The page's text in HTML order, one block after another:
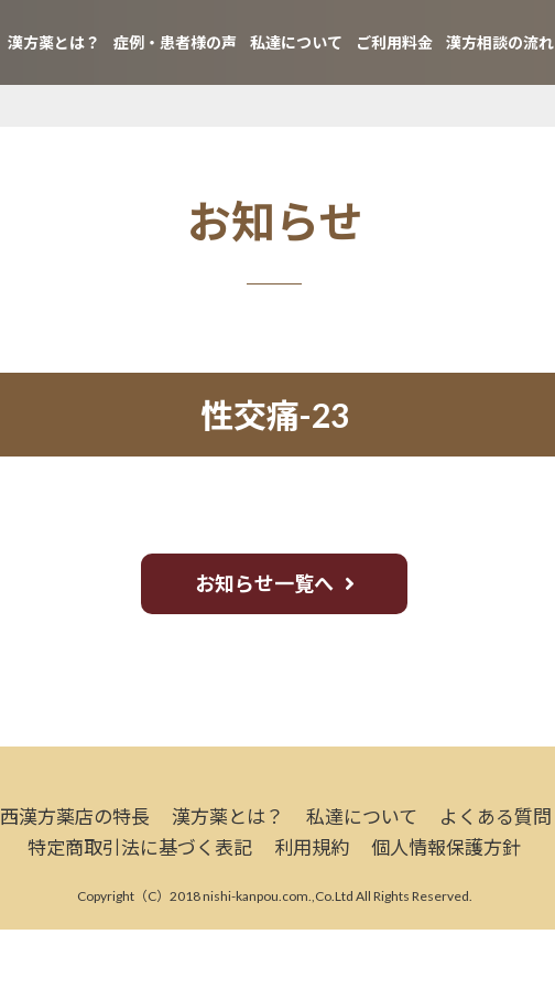
漢方薬とは？ 症例・患者様の声 私達について ご利用料金 漢方相談の流れ
お知らせ
性交痛-23
お知らせ一覧へ
西漢方薬店の特長 漢方薬とは？ 私達について よくある質問
特定商取引法に基づく表記
利用規約 個人情報保護方針
Copyright（C）2018 nishi-kanpou.com.,Co.Ltd All Rights Reserved.